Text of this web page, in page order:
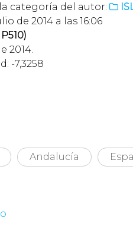
categoría del autor: 
de 2014 a las 16:06
2014.
-7,3258
Andalucía